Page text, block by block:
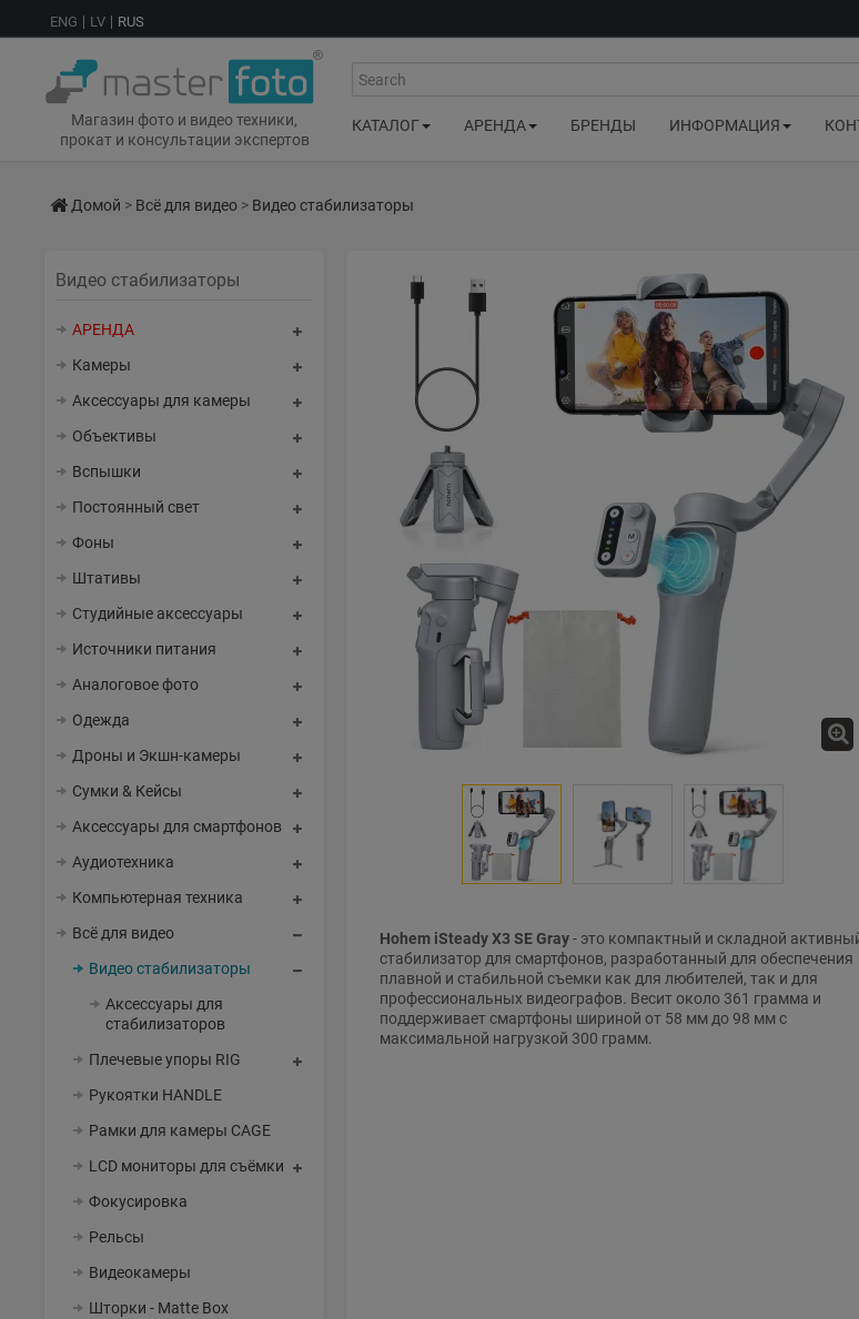
ENG LV RUS
Магазин фото и видео техники,
прокат и консультации экспертов
Search
КАТАЛОГ АРЕНДА БРЕНДЫ ИНФОРМАЦИЯ
Домой > Всё для видео > Видео стабилизаторы
Видео стабилизаторы
АРЕНДА
Камеры
Аксессуары для камеры
Объективы
Вспышки
Постоянный свет
Фоны
Штативы
Студийные аксессуары
Источники питания
Аналоговое фото
Одежда
Дроны и Экшн-камеры
Сумки & Кейсы
Аксессуары для смартфонов
Аудиотехника
Компьютерная техника
Всё для видео
Видео стабилизаторы
Аксессуары для
стабилизаторов
Плечевые упоры RIG
Рукоятки HANDLE
Рамки для камеры CAGE
LCD мониторы для съёмки
Фокусировка
Рельсы
Видеокамеры
Шторки - Matte Box
Hohem iSteady X3 SE Gray- это компактный и складной
стабилизатор для смартфонов, разработанный для обеспечения
плавной и стабильной съемки как для любителей, так и для
профессиональных видеографов. Весит около 361 грамма и
поддерживает смартфоны шириной от 58 мм до 98 мм с
максимальной нагрузкой 300 грамм.